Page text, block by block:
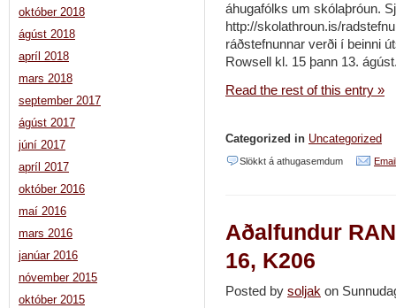
áhugafólks um skólaþróun.
http://skolathroun.is/
ráðstefnunnar verði í beinni
Rowsell kl. 15 þann 13.
Read the rest of this entry »
Categorized in Uncategorized
Slökkt á athugasemdumvið
áskoranir
Aðalfundur
16, K206
Posted by soljak on
október 2018
ágúst 2018
apríl 2018
mars 2018
september 2017
ágúst 2017
júní 2017
apríl 2017
október 2016
maí 2016
mars 2016
janúar 2016
nóvember 2015
október 2015